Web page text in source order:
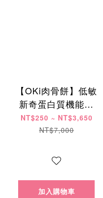
【OKi肉骨餅】低敏
新奇蛋白質機能口
味
NT$250 ~ NT$3,650
NT$7,000
加入購物車